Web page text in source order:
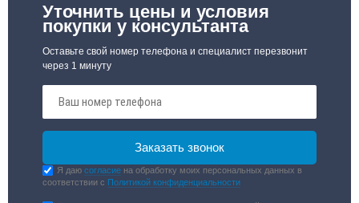
Уточнить цены и условия
покупки у консультанта
Оставьте свой номер телефона и специалист перезвонит
через 1 минуту
Я даюсогласие на обработку моих персональных данных в
соответствии с Политикой конфиденциальности